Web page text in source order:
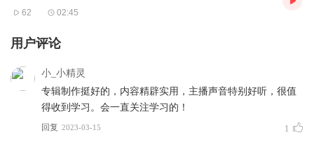
62 02:45
用户评论
小_小精灵
专辑制作挺好的，内容精辟实用，主播声音特别好听，很值
得收到学习。会一直关注学习的！
回复 2023-03-15 1